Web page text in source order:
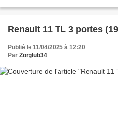
Renault 11 TL 3 portes
Publié le 11/04/2025 à 12:20
Par Zorglub34